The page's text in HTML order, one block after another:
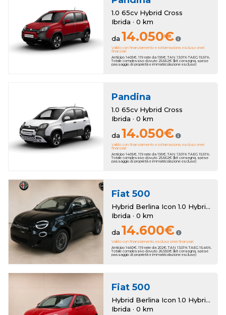
1.0 65cv Hybrid Cross
Ibrida · 0 km
da 14.050€
Valido con finanziamento e rottamazione, escluso oneri
finanziari
Anticipo 1405€. 119 rate da 195€. TAN 13.01% TAEG 15.51%.
Totale complessivo dovuto 25.662€ (kit consegna, spese
passaggio di proprietà e immatricolazione escluse)
Pandina
1.0 65cv Hybrid Cross
Ibrida · 0 km
da 14.050€
Valido con finanziamento e rottamazione, escluso oneri
finanziari
Anticipo 1405€. 119 rate da 195€. TAN 13.01% TAEG 15.51%.
Totale complessivo dovuto 25.662€ (kit consegna, spese
passaggio di proprietà e immatricolazione escluse)
Fiat 500
Hybrid Berlina Icon 1.0 Hybrid Berlina Km Zero
Ibrida · 0 km
da 14.600€
Valido con finanziamento, escluso oneri finanziari
Anticipo 1460€. 119 rate da 202€. TAN 13.01% TAEG 15.46%.
Totale complessivo dovuto 26.550€ (kit consegna, spese
passaggio di proprietà e immatricolazione escluse)
Fiat 500
Hybrid Berlina Icon 1.0 Hybrid Berlina Km Zero
Ibrida · 0 km